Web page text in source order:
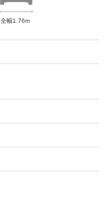
全幅1.76m